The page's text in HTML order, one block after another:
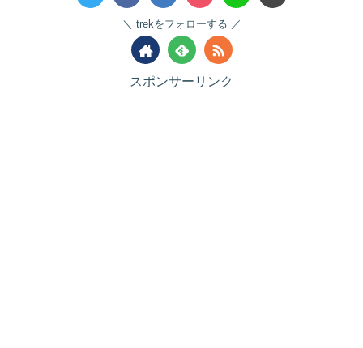
trekをフォローする
スポンサーリンク